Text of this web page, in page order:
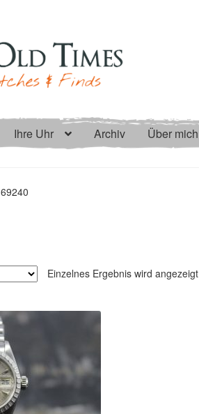
Ihre Uhr Archiv Über mich
69240
Einzelnes Ergebnis wird angezeigt